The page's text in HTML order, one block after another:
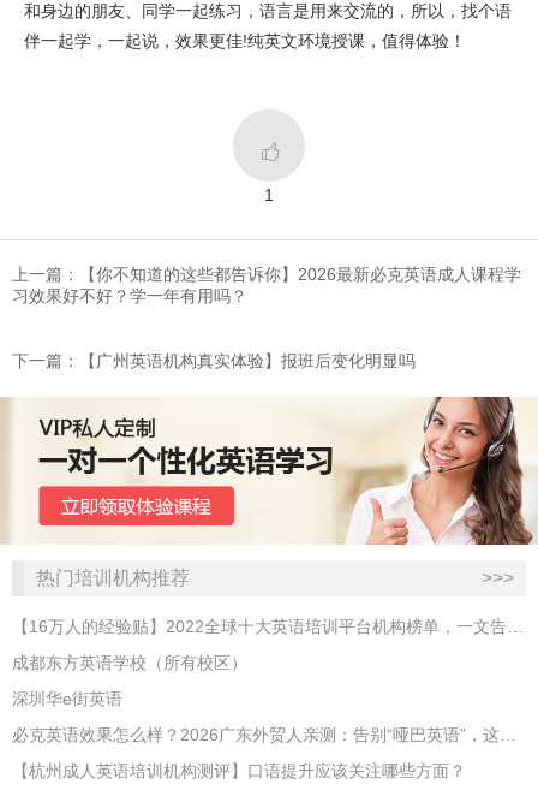
和身边的朋友、同学一起练习，语言是用来交流的，所以，找个语
伴一起学，一起说，效果更佳!纯英文环境授课，值得体验！

1
上一篇：【你不知道的这些都告诉你】2026最新必克英语成人课程学
习效果好不好？学一年有用吗？
下一篇：​【广州英语机构真实体验】报班后变化明显吗
热门培训机构推荐 >>>
【16万人的经验贴】2022全球十大英语培训平台机构榜单，一文告诉你
成都东方英语学校（所有校区）
深圳华e街英语
必克英语效果怎么样？2026广东外贸人亲测：告别“哑巴英语”，这才是成年人最高效的自救指南！
【杭州成人英语培训机构测评】口语提升应该关注哪些方面？